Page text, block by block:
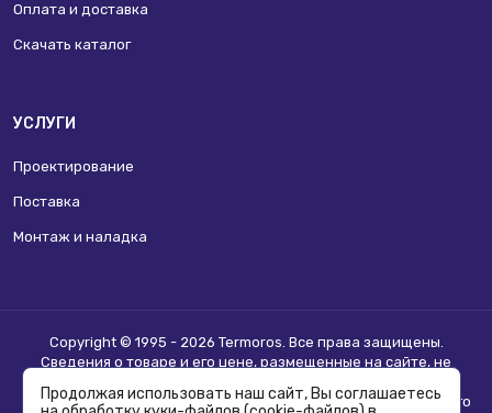
Оплата и доставка
Скачать каталог
УСЛУГИ
Проектирование
Поставка
Монтаж и наладка
Copyright © 1995 - 2026 Termoros. Все права защищены.
Сведения о товаре и его цене, размещенные на сайте, не
Информацию о возможности приобретения соответствующего
Продолжая использовать наш сайт, Вы соглашаетесь